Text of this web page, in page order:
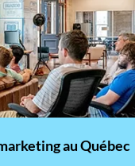
au Québec